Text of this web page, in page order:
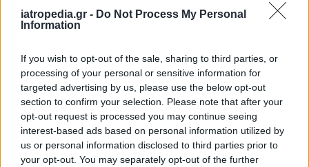
iatropedia.gr - Do Not Process My Personal
Information
If you wish to opt-out of the sale, sharing to third parties, or
processing of your personal or sensitive information for
targeted advertising by us, please use the below opt-out
section to confirm your selection. Please note that after your
opt-out request is processed you may continue seeing
interest-based ads based on personal information utilized by
us or personal information disclosed to third parties prior to
your opt-out. You may separately opt-out of the further